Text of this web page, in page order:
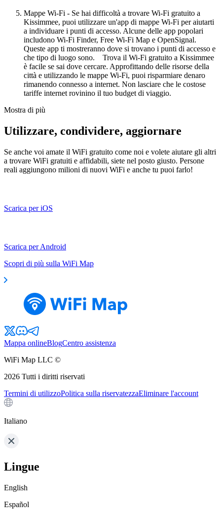
Mappe Wi-Fi - Se hai difficoltà a trovare Wi-Fi gratuito a
Kissimmee, puoi utilizzare un'app di mappe Wi-Fi per aiutarti
a individuare i punti di accesso. Alcune delle app popolari
includono Wi-Fi Finder, Free Wi-Fi Map e OpenSignal.
Queste app ti mostreranno dove si trovano i punti di accesso e
che tipo di luogo sono. Trova il Wi-Fi gratuito a Kissimmee
è facile se sai dove cercare. Approfittando delle risorse della
città e utilizzando le mappe Wi-Fi, puoi risparmiare denaro
rimanendo connesso a internet. Non lasciare che le costose
tariffe internet rovinino il tuo budget di viaggio.
Mostra di più
Utilizzare, condividere, aggiornare
Se anche voi amate il WiFi gratuito come noi e volete aiutare gli altri
a trovare WiFi gratuiti e affidabili, siete nel posto giusto. Persone
reali aggiungono milioni di nuovi WiFi e anche tu puoi farlo!
Scarica per iOS
Scarica per Android
Scopri di più sulla WiFi Map
Mappa onlineBlogCentro assistenza
WiFi Map LLC ©
2026 Tutti i diritti riservati
Termini di utilizzoPolitica sulla riservatezzaEliminare l'account
Italiano
Lingue
English
Español